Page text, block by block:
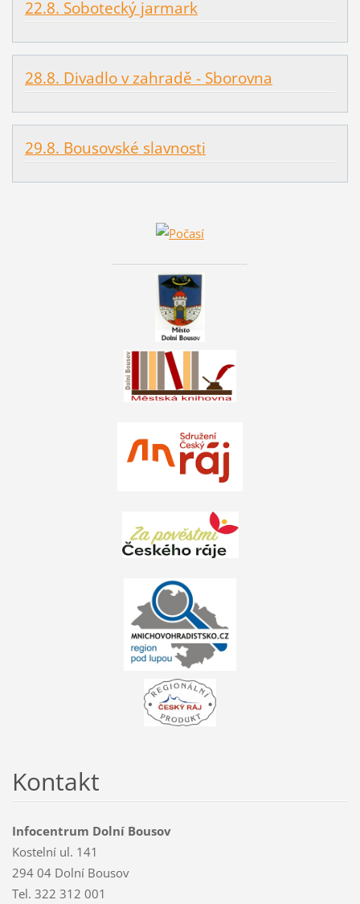
22.8. Sobotecký jarmark
28.8. Divadlo v zahradě - Sborovna
29.8. Bousovské slavnosti
Kontakt
Infocentrum Dolní Bousov
Kostelní ul. 141
294 04 Dolní Bousov
Tel. 322 312 001